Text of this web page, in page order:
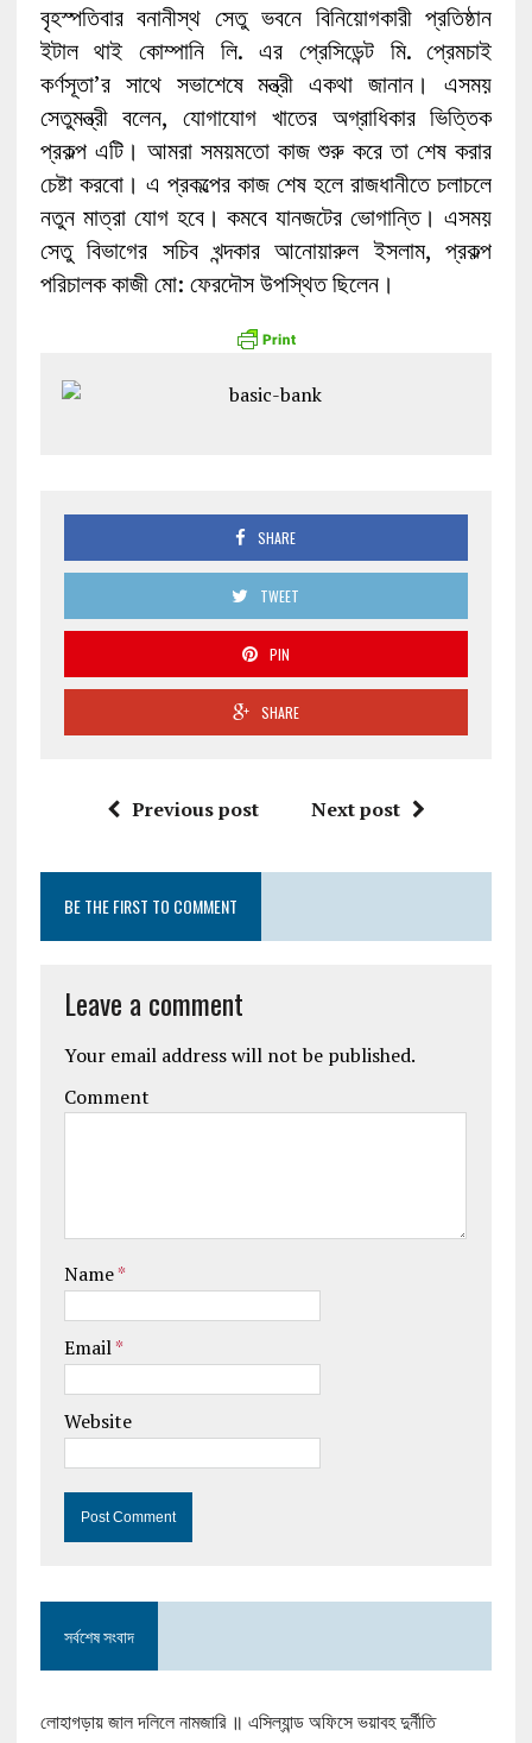
বৃহস্পতিবার বনানীস্থ সেতু ভবনে বিনিয়োগকারী প্রতিষ্ঠান
ইটাল থাই কোম্পানি লি. এর প্রেসিডেন্ট মি. প্রেমচাই
কর্ণসূতা’র সাথে সভাশেষে মন্ত্রী একথা জানান। এসময়
সেতুমন্ত্রী বলেন, যোগাযোগ খাতের অগ্রাধিকার ভিত্তিক
প্রকল্প এটি। আমরা সময়মতো কাজ শুরু করে তা শেষ করার
চেষ্টা করবো। এ প্রকল্পের কাজ শেষ হলে রাজধানীতে চলাচলে
নতুন মাত্রা যোগ হবে। কমবে যানজটের ভোগান্তি। এসময়
সেতু বিভাগের সচিব খন্দকার আনোয়ারুল ইসলাম, প্রকল্প
পরিচালক কাজী মো: ফেরদৌস উপস্থিত ছিলেন।
SHARE
TWEET
PIN
SHARE
Previous post Next post
BE THE FIRST TO COMMENT
Leave a comment
Your email address will not be published.
Comment
Name*
Email*
Website
সর্বশেষ সংবাদ
লোহাগড়ায় জাল দলিলে নামজারি ॥ এসিল্যান্ড অফিসে ভয়াবহ দুর্নীতি